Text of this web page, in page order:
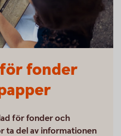
fonder
för fonder och
ta del av informationen